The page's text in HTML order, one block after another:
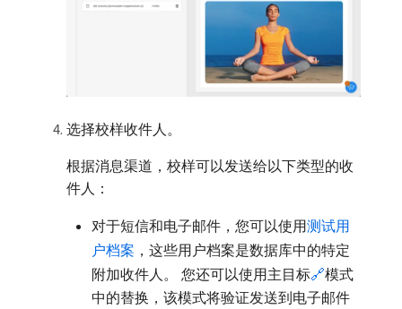
选择校样收件人。
根据消息渠道，校样可以发送给以下类型的收
件人：
对于短信和电子邮件，您可以使用测试用
户档案 ，这些用户档案是数据库中的特定
附加收件人。 您还可以使用主目标🔗模式
中的替换，该模式将验证发送到电子邮件